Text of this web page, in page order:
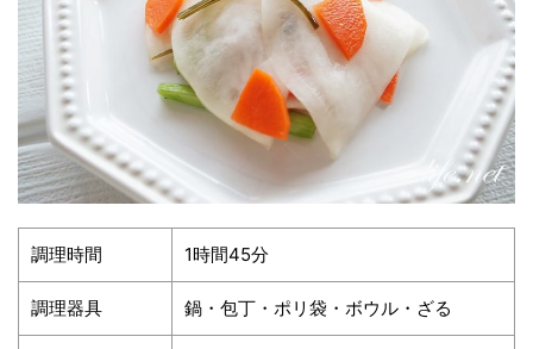
調理時間 1時間45分
調理器具 鍋・包丁・ポリ袋・ボウル・ざる